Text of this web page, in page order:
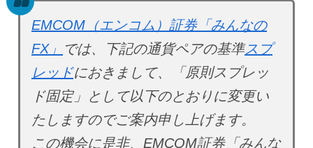
EMCOM（エンコム）証券「みんなの
FX」
では、下記の通貨ペアの基準スプ
レッドにおきまして、「原則スプレッ
ド固定」として以下のとおりに変更い
たしますのでご案内申し上げます。
この機会に是非、EMCOM証券「みんな